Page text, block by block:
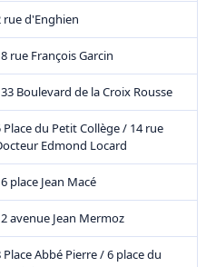
rue d'Enghien
rue François Garcin
Boulevard de la Croix Rousse
Place du Petit Collège / 14 rue
Edmond Locard
place Jean Macé
avenue Jean Mermoz
Place Abbé Pierre / 6 place du